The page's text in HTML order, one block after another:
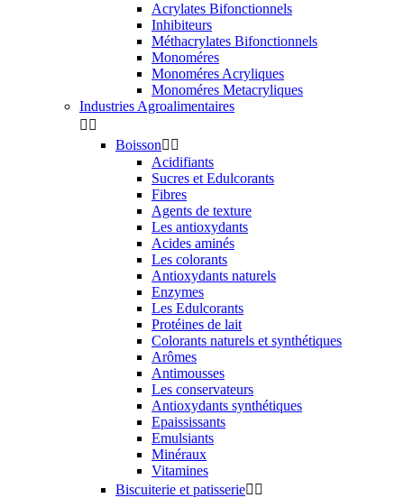
Acrylates Bifonctionnels
Inhibiteurs
Méthacrylates Bifonctionnels
Monoméres
Monoméres Acryliques
Monoméres Metacryliques
Industries Agroalimentaires
 
Boisson 
Acidifiants
Sucres et Edulcorants
Fibres
Agents de texture
Les antioxydants
Acides aminés
Les colorants
Antioxydants naturels
Enzymes
Les Edulcorants
Protéines de lait
Colorants naturels et synthétiques
Arômes
Antimousses
Les conservateurs
Antioxydants synthétiques
Epaississants
Emulsiants
Minéraux
Vitamines
Biscuiterie et patisserie 